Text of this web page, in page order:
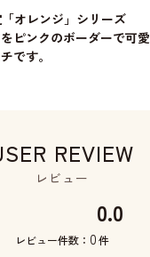
オレンジ」シリーズ
ピンクのボーダーで可
です。
REVIEW
レビュー
0.0
レビュー件数： 0件